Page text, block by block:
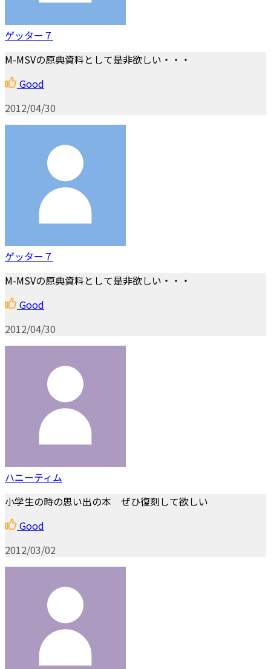
ゲッター７
M-MSVの原典資料として是非欲しい・・・
Good
2012/04/30
ゲッター７
M-MSVの原典資料として是非欲しい・・・
Good
2012/04/30
ハニーティム
小学生の時の思い出の本 ぜひ復刻して欲しい
Good
2012/03/02